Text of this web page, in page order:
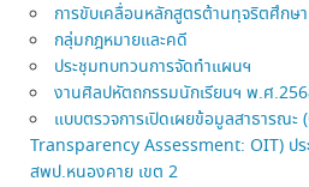
การขับเคลื่อนหลักสูตรต้านทุจริตศึกษา
กลุ่มกฎหมายและคดี
ประชุมทบทวนการจัดทำแผนฯ
งานศิลปหัตถกรรมนักเรียนฯ พ.ศ
แบบตรวจการเปิดเผยข้อมูลสาธาร
Transparency Assessment: OIT) ป
สพป.หนองคาย เขต 2